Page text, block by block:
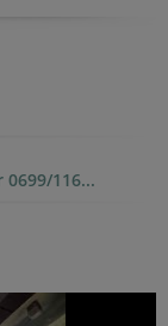
116...